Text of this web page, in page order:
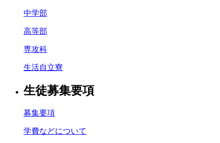
中学部
高等部
専攻科
生活自立寮
生徒募集要項
募集要項
学費などについて